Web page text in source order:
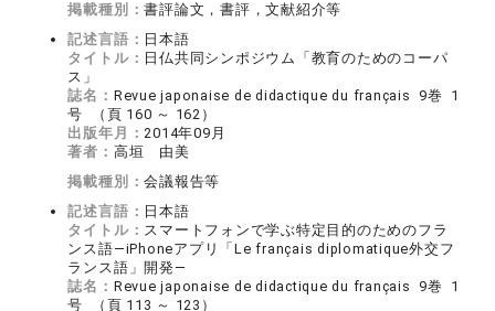
掲載種別：書評論文，書評，文献紹介等
記述言語： 日本語
タイトル： 日仏共同シンポジウム「教育のためのコーパ
ス」
誌名： Revue japonaise de didactique du français 9巻 1
号 （頁 160 ～ 162）
出版年月：2014年09月
著者： 高垣 由美
掲載種別：会議報告等
記述言語： 日本語
タイトル： スマートフォンで学ぶ特定目的のためのフラ
ンス語—iPhoneアプリ「Le français diplomatique外交フ
ランス語」開発—
誌名： Revue japonaise de didactique du français 9巻 1
号 （頁 113 ～ 123）